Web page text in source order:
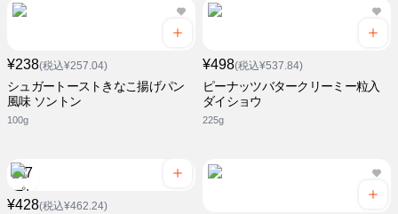
¥238(税込¥257.04)
シュガートーストきなこ揚げパン
風味 ソントン
100g
¥498(税込¥537.84)
ピーナッツバタークリーミー粒入
ダイショウ
225g
¥428(税込¥462.24)